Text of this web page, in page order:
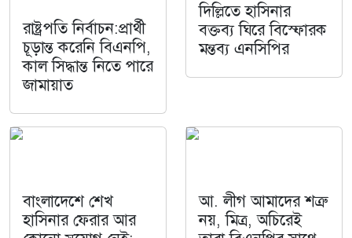
রাষ্ট্রপতি নির্বাচন:প্রার্থী
চূড়ান্ত করেনি বিএনপি,
কাল সিদ্ধান্ত নিতে পারে
জামায়াত
দিল্লিতে হাসিনার
বক্তব্য ঘিরে বিস্ফোরক
মন্তব্য এনসিপির
বাংলাদেশে শেখ
হাসিনার ফেরার আর
আ. লীগ আমাদের শত্রু
নয়, মিত্র, অচিরেই